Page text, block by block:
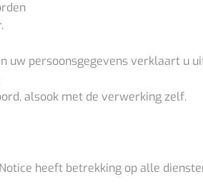
uw persoonsgegevens verklaart u
alsook met de verwerking zelf.
heeft betrekking op alle